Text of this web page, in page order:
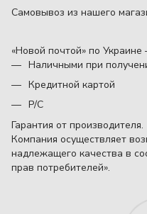
Самовывоз из нашего
«Новой почтой» по Украине
Наличными при
Кредитной картой
Р/С
Гарантия от производителя.
Компания осуществляет
надлежащего качества в
прав потребителей».